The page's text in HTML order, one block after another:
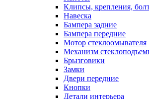
Клипсы, крепления,
Навеска
Бампера задние
Бампера передние
Мотор стеклоомывателя
Механизм
Брызговики
Замки
Двери передние
Кнопки
Детали интерьера